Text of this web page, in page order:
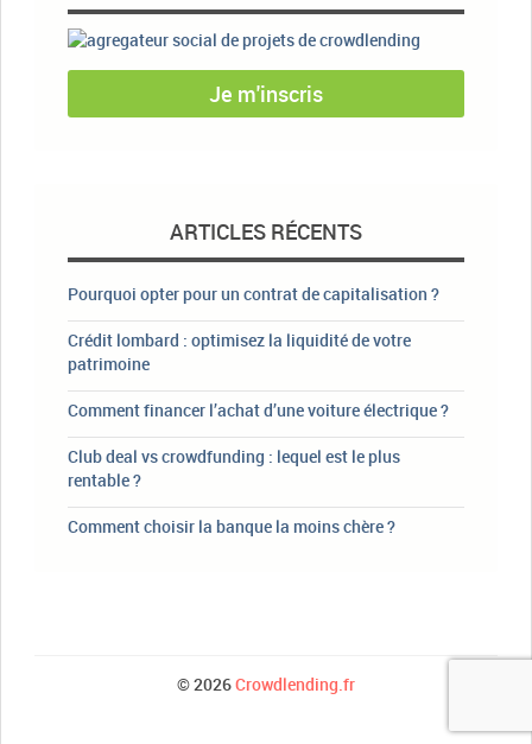
Je m'inscris
ARTICLES RÉCENTS
Pourquoi opter pour un contrat de capitalisation ?
Crédit lombard : optimisez la liquidité de votre
patrimoine
Comment financer l’achat d’une voiture électrique ?
Club deal vs crowdfunding : lequel est le plus
rentable ?
Comment choisir la banque la moins chère ?
© 2026Crowdlending.fr